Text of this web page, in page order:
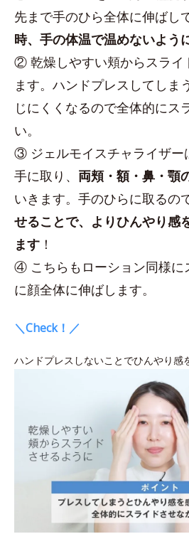
先まで手のひら全体に伸ばし
時、手の体温で温めないよう
② 乾燥しやすい頬からスライ
ます。ハンドプレスしてしま
じにくくなるので全体的にス
い。
③ ジェルモイスチャライザー
手に取り、 両頬・額・鼻・顎
いきます。手のひらに取るの
せることで、よりひんやり感
ます ！
④ こちらもローション同様に
に顔全体に伸ばします。
＼Check！／
ハンドプレスしないことでひんやり感